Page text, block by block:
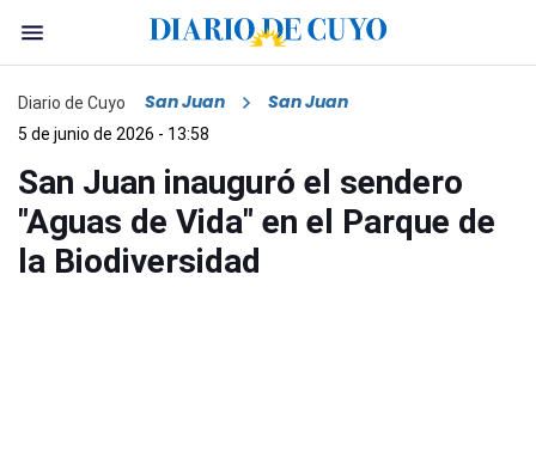
Diario de Cuyo San Juan San Juan
5 de junio de 2026 - 13:58
San Juan inauguró el sendero
"Aguas de Vida" en el Parque de
la Biodiversidad